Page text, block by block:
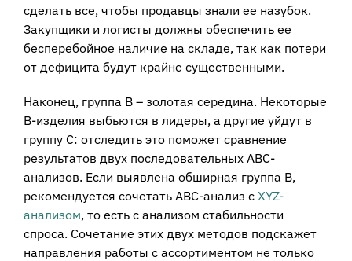
сделать все, чтобы продавцы знали ее назубок.
Закупщики и логисты должны обеспечить ее
бесперебойное наличие на складе, так как потери
от дефицита будут крайне существенными.
Наконец, группа В – золотая середина. Некоторые
В-изделия выбьются в лидеры, а другие уйдут в
группу С: отследить это поможет сравнение
результатов двух последовательных АВС-
анализов. Если выявлена обширная группа В,
рекомендуется сочетать АВС-анализ с XYZ-
анализом, то есть с анализом стабильности
спроса. Сочетание этих двух методов подскажет
направления работы с ассортиментом не только